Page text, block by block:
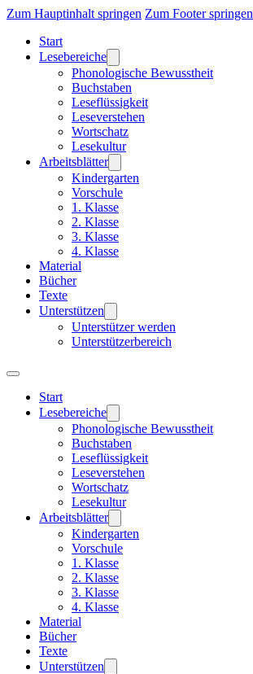
Zum Hauptinhalt springen Zum Footer springen
Start
Lesebereiche
Phonologische Bewusstheit
Buchstaben
Leseflüssigkeit
Leseverstehen
Wortschatz
Lesekultur
Arbeitsblätter
Kindergarten
Vorschule
1. Klasse
2. Klasse
3. Klasse
4. Klasse
Material
Bücher
Texte
Unterstützen
Unterstützer werden
Unterstützerbereich
Start
Lesebereiche
Phonologische Bewusstheit
Buchstaben
Leseflüssigkeit
Leseverstehen
Wortschatz
Lesekultur
Arbeitsblätter
Kindergarten
Vorschule
1. Klasse
2. Klasse
3. Klasse
4. Klasse
Material
Bücher
Texte
Unterstützen